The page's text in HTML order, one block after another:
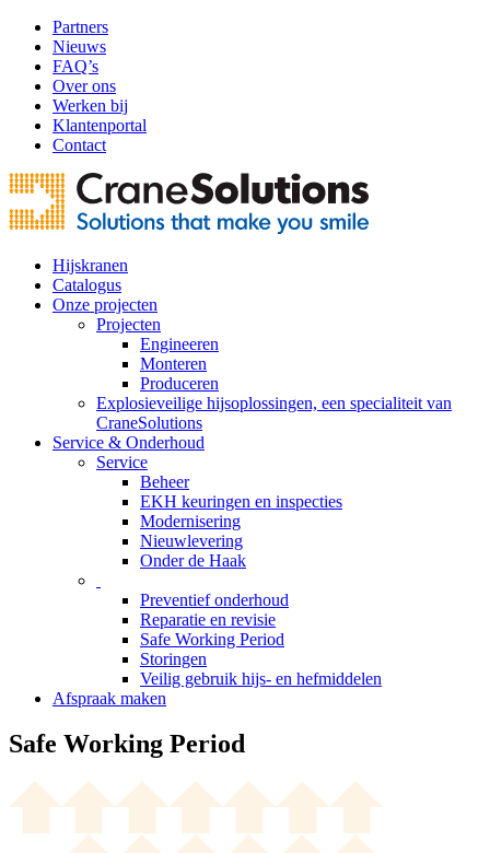
Partners
Nieuws
FAQ’s
Over ons
Werken bij
Klantenportal
Contact
Hijskranen
Catalogus
Onze projecten
Projecten
Engineeren
Monteren
Produceren
Explosieveilige hijsoplossingen, een specialiteit van
CraneSolutions
Service & Onderhoud
Service
Beheer
EKH keuringen en inspecties
Modernisering
Nieuwlevering
Onder de Haak
Preventief onderhoud
Reparatie en revisie
Safe Working Period
Storingen
Veilig gebruik hijs- en hefmiddelen
Afspraak maken
Safe Working Period